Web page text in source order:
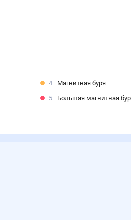
4
Магнитная буря
5
Большая магнитная